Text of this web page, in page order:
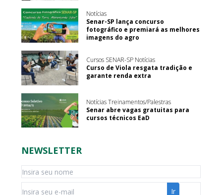
Notícias
Senar-SP lança concurso
fotográfico e premiará as melhores
imagens do agro
Cursos SENAR-SP Notícias
Curso de Viola resgata tradição e
garante renda extra
Notícias Treinamentos/Palestras
Senar abre vagas gratuitas para
cursos técnicos EaD
NEWSLETTER